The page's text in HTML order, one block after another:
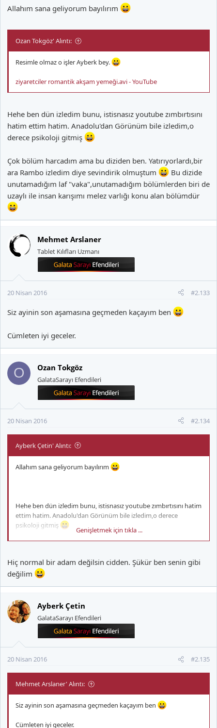
Allahım sana geliyorum bayılırım
Ozan Tokgöz' Alıntı:
Resimle olmaz o işler Ayberk bey.
ziyaretciler romantik akşam yemeği.avi - YouTube
Hehe ben dün izledim bunu, istisnasız youtube zımbırtısını
hatim ettim hatim. Anadolu'dan Görünüm bile izledim,o
derece psikoloji gitmiş
Çok bölüm harcadım ama bu diziden ben. Yatırıyorlardı,bir
ara Rambo izledim diye sevindirik olmuştum
Bu dizide
unutamadığım laf "vaka",unutamadığım bölümlerden biri de
uzaylı ile insan karışımı melez varlığı konu alan bölümdür
Mehmet Arslaner
Tablet Kılıfları Uzmanı
20 Nisan 2016 #2.133
Siz ayinin son aşamasına geçmeden kaçayım ben
Cümleten iyi geceler.
O Ozan Tokgöz
GalataSarayı Efendileri
20 Nisan 2016 #2.134
Ayberk Çetin' Alıntı:
Allahım sana geliyorum bayılırım
Hehe ben dün izledim bunu, istisnasız youtube zımbırtısını hatim
ettim hatim. Anadolu'dan Görünüm bile izledim,o derece
psikoloji gitmiş
unutamadığım laf "vaka",unutamadığım bölümlerden biri de
uzaylı ile insan karışımı melez varlığı konu alan bölümdür
Genişletmek için tıkla ...
Hiç normal bir adam değilsin cidden. Şükür ben senin gibi
değilim
Ayberk Çetin
GalataSarayı Efendileri
20 Nisan 2016 #2.135
Mehmet Arslaner' Alıntı:
Siz ayinin son aşamasına geçmeden kaçayım ben
Cümleten iyi geceler.